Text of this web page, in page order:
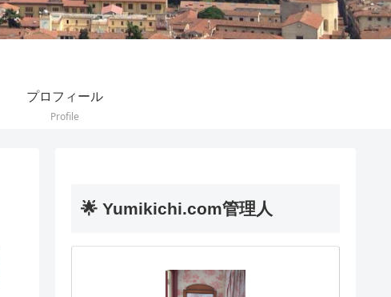
プロフィール
Profile
🌟 Yumikichi.com管理人